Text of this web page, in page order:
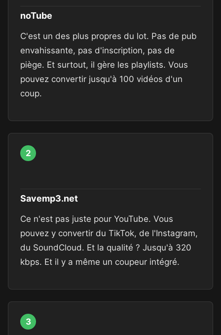
noTube
C'est un des plus propres du lot. Pas de pub
envahissante, pas d'inscription, pas de
piège. Et surtout, il gère les playlists. Vous
pouvez convertir jusqu'à 100 vidéos d'un
coup.
2
Savemp3.net
Ce n'est pas juste pour YouTube. Vous
pouvez y convertir du TikTok, de l'Instagram,
du SoundCloud. Et la qualité ? Jusqu'à 320
kbps. Et il y a même un coupeur intégré.
3